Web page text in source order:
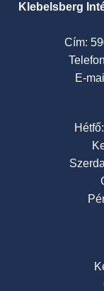
Klebelsberg
Cím:
E-